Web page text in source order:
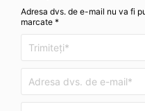
Adresa dvs. de e-mail nu va fi
marcate *